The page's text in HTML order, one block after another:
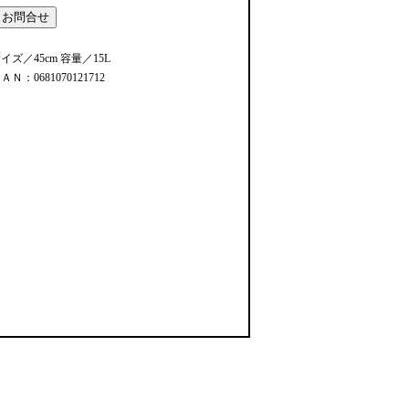
ズ／45cm 容量／15L
Ｎ：0681070121712